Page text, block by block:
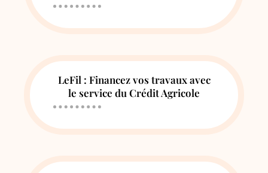
LeFil : Financez vos travaux avec
le service du Crédit Agricole